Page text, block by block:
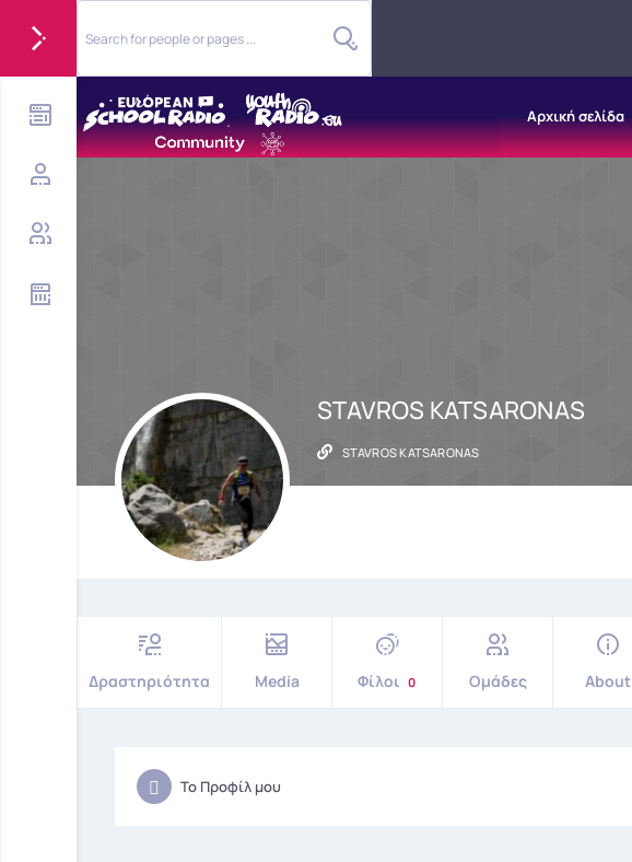
Αρχική σελίδα
STAVROS KATSARONAS
STAVROS KATSARONAS
Δραστηριότητα Media Φίλοι 0 Ομάδες About
Το Προφίλ μου